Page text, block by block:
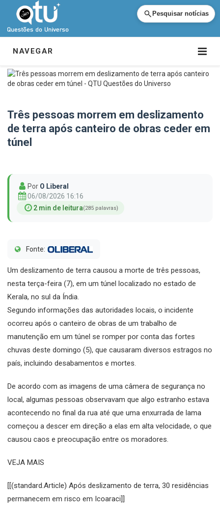
Pesquisar notícias
NAVEGAR
Três pessoas morrem em deslizamento
de terra após canteiro de obras ceder em
túnel
Por O Liberal
06/08/2026 16:16
2 min de leitura(285 palavras)
Fonte:
Um deslizamento de terra causou a morte de três pessoas,
nesta terça-feira (7), em um túnel localizado no estado de
Kerala, no sul da Índia.
Segundo informações das autoridades locais, o incidente
ocorreu após o canteiro de obras de um trabalho de
manutenção em um túnel se romper por conta das fortes
chuvas deste domingo (5), que causaram diversos estragos no
país, incluindo desabamentos e mortes.
De acordo com as imagens de uma câmera de segurança no
local, algumas pessoas observavam que algo estranho estava
acontecendo no final da rua até que uma enxurrada de lama
começou a descer em direção a elas em alta velocidade, o que
causou caos e preocupação entre os moradores.
VEJA MAIS
[[(standard.Article) Após deslizamento de terra, 30 residências
permanecem em risco em Icoaraci]]